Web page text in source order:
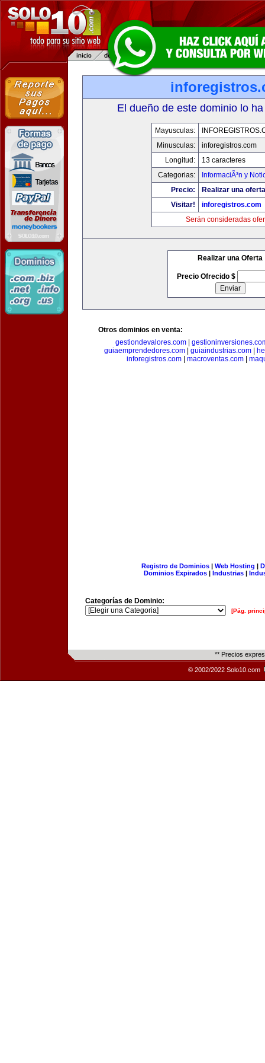
El dueño de este dominio lo
Mayusculas:
Minusculas:
inforegistros.com
Longitud:
13 caracteres
Categorias:
InformaciÃ³n y
Precio:
Realizar una
Visitar!
inforegistros.com
Serán consideradas
Realizar una Oferta
Precio Ofrecido $
Otros dominios en venta:
gestiondevalores.com|
guiaemprendedores.com
guiaindustrias.com
inforegistros.com| macroventas.com|
Registro de Dominios| Web Hosting |
Dominios Expirados | Industrias |
Categorías de Dominio:
[Pág.
** Precios
© 2002/2022 Solo10.com